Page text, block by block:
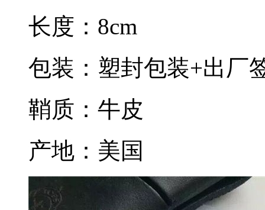
长度：8cm
包装：塑封包装+出厂
鞘质：牛皮
产地：美国